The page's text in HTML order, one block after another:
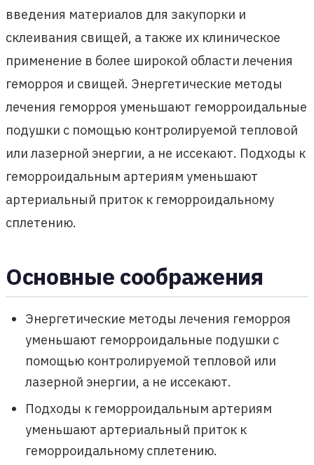
введения материалов для закупорки и
склеивания свищей, а также их клиническое
применение в более широкой области лечения
геморроя и свищей. Энергетические методы
лечения геморроя уменьшают геморроидальные
подушки с помощью контролируемой тепловой
или лазерной энергии, а не иссекают. Подходы к
геморроидальным артериям уменьшают
артериальный приток к геморроидальному
сплетению.
Основные соображения
Энергетические методы лечения геморроя
уменьшают геморроидальные подушки с
помощью контролируемой тепловой или
лазерной энергии, а не иссекают.
Подходы к геморроидальным артериям
уменьшают артериальный приток к
геморроидальному сплетению.